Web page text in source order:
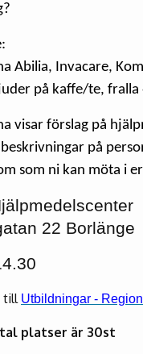
Abilia, Invacare,
på kaffe/te,
visar förslag på
på
som ni kan möta i
22 Borlänge
till Utbildningar -
platser är 30st